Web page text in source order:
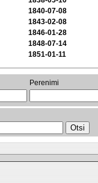
1840-07-08
1843-02-08
1846-01-28
1848-07-14
1851-01-11
Perenimi